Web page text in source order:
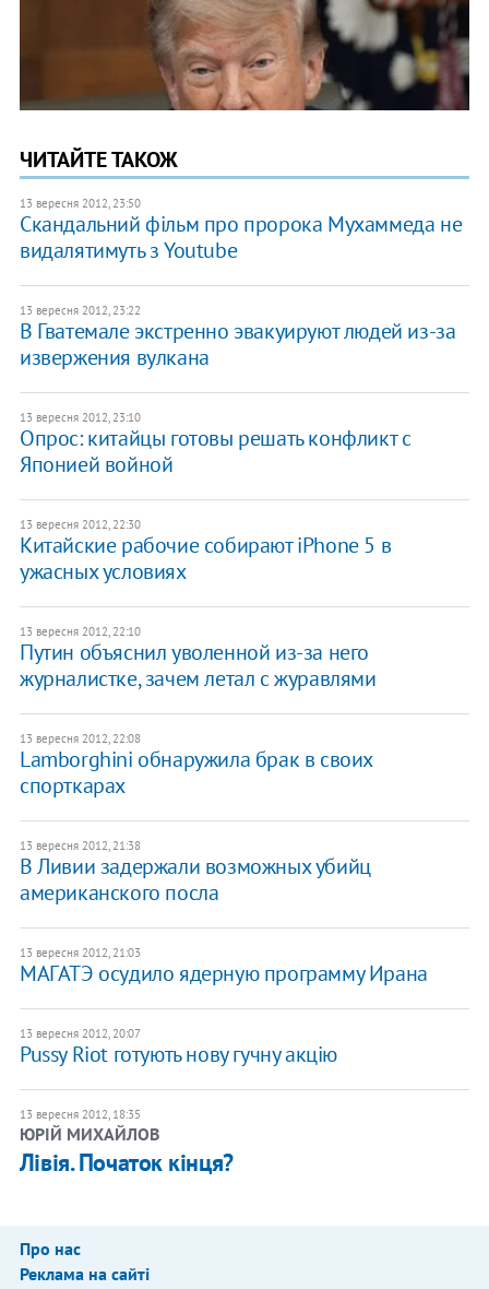
ЧИТАЙТЕ ТАКОЖ
13 вересня 2012, 23:50
Скандальний фільм про пророка Мухаммеда не
видалятимуть з Youtube
13 вересня 2012, 23:22
В Гватемале экстренно эвакуируют людей из-за
извержения вулкана
13 вересня 2012, 23:10
Опрос: китайцы готовы решать конфликт с
Японией войной
13 вересня 2012, 22:30
Китайские рабочие собирают iPhone 5 в
ужасных условиях
13 вересня 2012, 22:10
Путин объяснил уволенной из-за него
журналистке, зачем летал с журавлями
13 вересня 2012, 22:08
Lamborghini обнаружила брак в своих
спорткарах
13 вересня 2012, 21:38
В Ливии задержали возможных убийц
американского посла
13 вересня 2012, 21:03
МАГАТЭ осудило ядерную программу Ирана
13 вересня 2012, 20:07
Pussy Riot готують нову гучну акцію
13 вересня 2012, 18:35
ЮРІЙ МИХАЙЛОВ
Лівія. Початок кінця?
Про нас
Реклама на сайті